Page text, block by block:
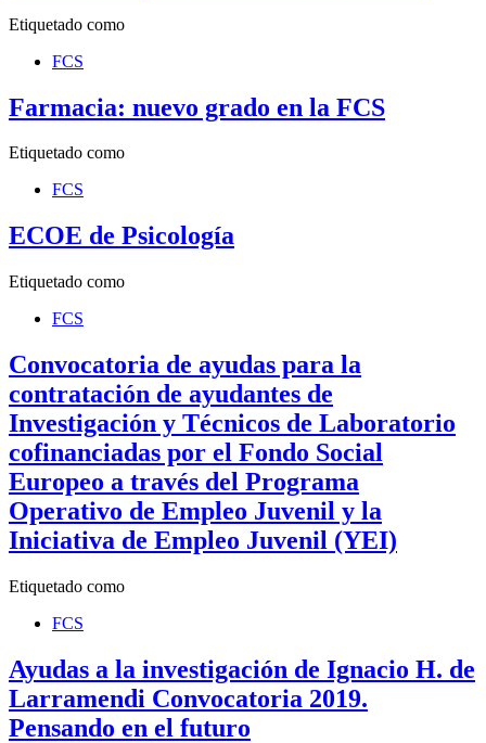
Etiquetado como
FCS
Farmacia: nuevo grado en la FCS
Etiquetado como
FCS
ECOE de Psicología
Etiquetado como
FCS
Convocatoria de ayudas para la
contratación de ayudantes de
Investigación y Técnicos de Laboratorio
cofinanciadas por el Fondo Social
Europeo a través del Programa
Operativo de Empleo Juvenil y la
Iniciativa de Empleo Juvenil (YEI)
Etiquetado como
FCS
Ayudas a la investigación de Ignacio H. de
Larramendi Convocatoria 2019.
Pensando en el futuro